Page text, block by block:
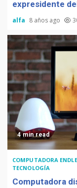
expresidente
alfa 8 años ago
4 min read
COMPUTADORA
TECNOLOGÍA
Computadora